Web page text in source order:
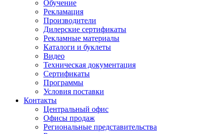
Обучение
Рекламация
Производители
Дилерские сертификаты
Рекламные материалы
Каталоги и буклеты
Видео
Техническая документация
Сертификаты
Программы
Условия поставки
Контакты
Центральный офис
Офисы продаж
Региональные представительства